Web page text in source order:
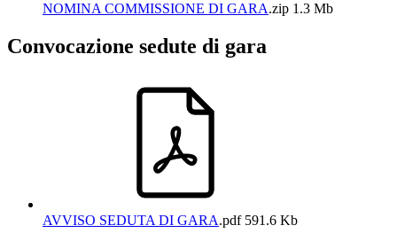
NOMINA COMMISSIONE DI GARA.zip 1.3 Mb
Convocazione sedute di gara
AVVISO SEDUTA DI GARA.pdf591.6 Kb